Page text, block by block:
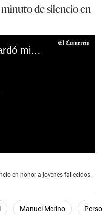
de silencio en
Pleno del Congreso guardó minuto de silencio en honor a jóvenes fallecidos. (VIDEO: América TV)
en honor a jóvenes fallecidos.
Manuel Merino